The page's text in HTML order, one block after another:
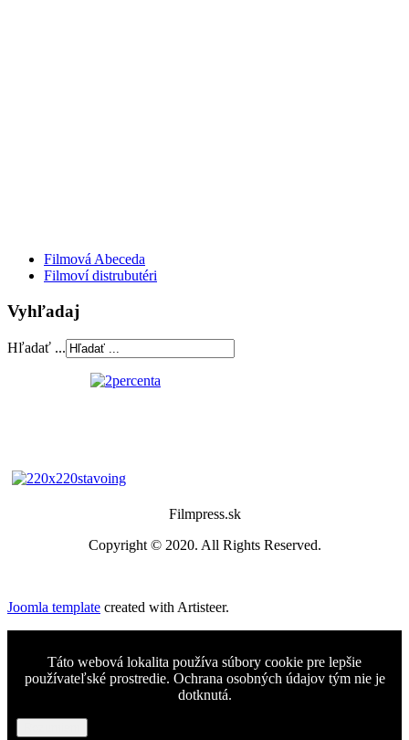
Filmová Abeceda
Filmoví distrubutéri
Vyhľadaj
Hľadať ...
Filmpress.sk
Copyright © 2020. All Rights Reserved.
Joomla template created with Artisteer.
Táto webová lokalita používa súbory cookie pre lepšie
používateľské prostredie. Ochrana osobných údajov tým nie je
dotknutá.